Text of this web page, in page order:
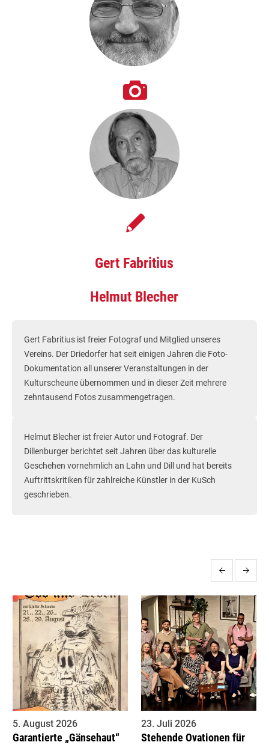
Gert Fabritius
Helmut Blecher
Gert Fabritius ist freier Fotograf und Mitglied unseres
Vereins. Der Driedorfer hat seit einigen Jahren die Foto-
Dokumentation all unserer Veranstaltungen in der
Kulturscheune übernommen und in dieser Zeit mehrere
zehntausend Fotos zusammengetragen.
Helmut Blecher ist freier Autor und Fotograf. Der
Dillenburger berichtet seit Jahren über das kulturelle
Geschehen vornehmlich an Lahn und Dill und hat bereits
Auftrittskritiken für zahlreiche Künstler in der KuSch
geschrieben.
More posts
5. August 2026
Garantierte „Gänsehaut“
23. Juli 2026
Stehende Ovationen für